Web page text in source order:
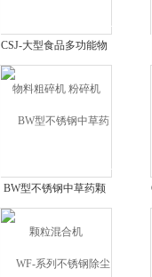
CSJ-大型食品多功能物
料粗碎机 粉碎机
BW型不锈钢中草药颗
粒混合机